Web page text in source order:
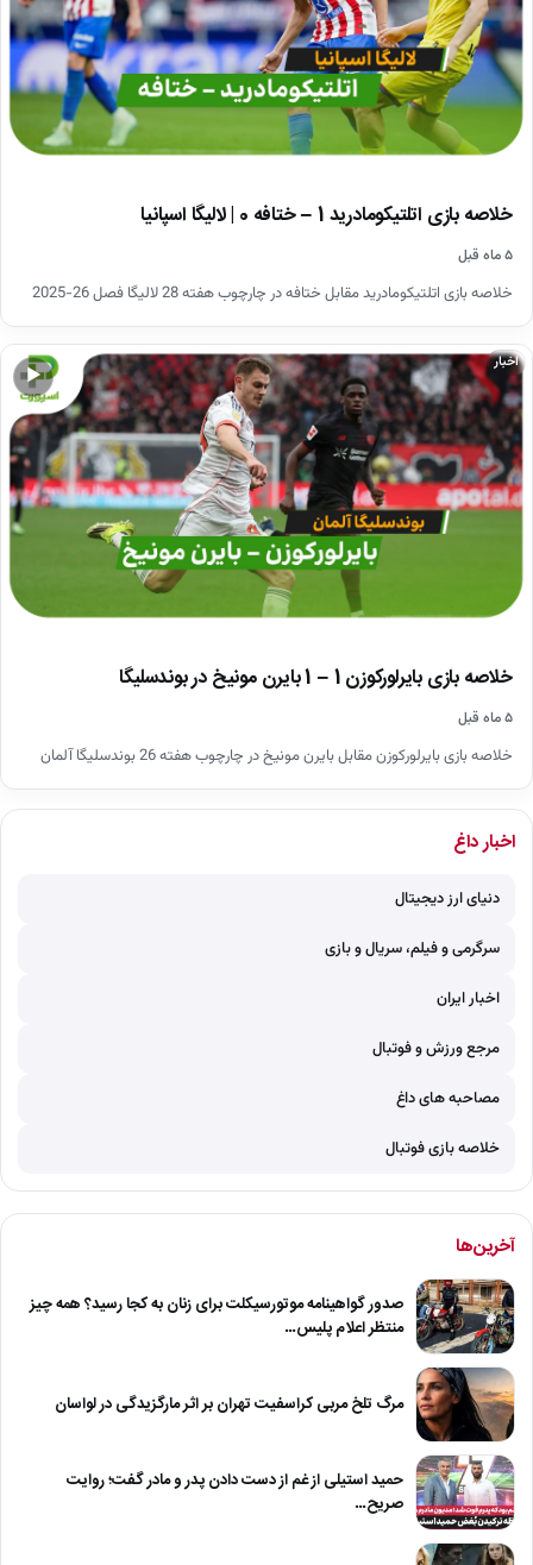
خلاصه بازی اتلتیکومادرید 1 – ختافه 0 | لالیگا اسپانیا
۵ ماه قبل
خلاصه بازی اتلتیکومادرید مقابل ختافه در چارچوب هفته 28 لالیگا فصل 26-2025
▶
اخبار
خلاصه بازی بایرلورکوزن 1 – 1 بایرن مونیخ در بوندسلیگا
۵ ماه قبل
خلاصه بازی بایرلورکوزن مقابل بایرن مونیخ در چارچوب هفته 26 بوندسلیگا آلمان
اخبار داغ
دنیای ارز دیجیتال
سرگرمی و فیلم، سریال و بازی
اخبار ایران
مرجع ورزش و فوتبال
مصاحبه های داغ
خلاصه بازی فوتبال
آخرین‌ها
صدور گواهینامه موتورسیکلت برای زنان به کجا رسید؟ همه چیز
منتظر اعلام پلیس…
مرگ تلخ مربی کراسفیت تهران بر اثر مارگزیدگی در لواسان
حمید استیلی از غم از دست دادن پدر و مادر گفت؛ روایت
صریح…